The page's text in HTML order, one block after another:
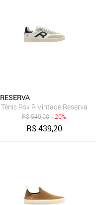
RESERVA
Tênis Rsv R Vintage Reserva
R$549,00 - 20%
R$439,20